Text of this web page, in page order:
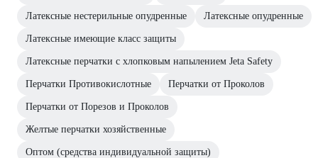
Латексные нестерильные опудренные Латексные опудренные
Латексные имеющие класс защиты
Латексные перчатки с хлопковым напылением Jeta Safety
Перчатки Противокислотные Перчатки от Проколов
Перчатки от Порезов и Проколов
Желтые перчатки хозяйственные
Оптом (средства индивидуальной защиты)